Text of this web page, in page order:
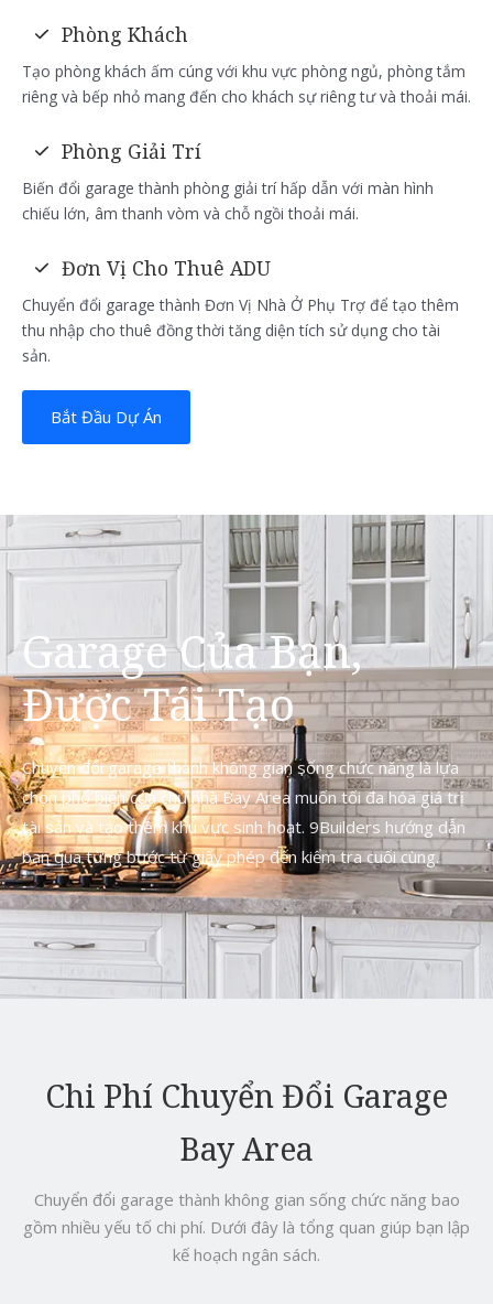
Phòng Khách
Tạo phòng khách ấm cúng với khu vực phòng ngủ, phòng tắm
riêng và bếp nhỏ mang đến cho khách sự riêng tư và thoải mái.
Phòng Giải Trí
Biến đổi garage thành phòng giải trí hấp dẫn với màn hình
chiếu lớn, âm thanh vòm và chỗ ngồi thoải mái.
Đơn Vị Cho Thuê ADU
Chuyển đổi garage thành Đơn Vị Nhà Ở Phụ Trợ để tạo thêm
thu nhập cho thuê đồng thời tăng diện tích sử dụng cho tài
sản.
Bắt Đầu Dự Án
Garage Của Bạn,
Được Tái Tạo
Chuyển đổi garage thành không gian sống chức năng là lựa
chọn phổ biến của chủ nhà Bay Area muốn tối đa hóa giá trị
tài sản và tạo thêm khu vực sinh hoạt. 9Builders hướng dẫn
bạn qua từng bước từ giấy phép đến kiểm tra cuối cùng.
Chi Phí Chuyển Đổi Garage
Bay Area
Chuyển đổi garage thành không gian sống chức năng bao
gồm nhiều yếu tố chi phí. Dưới đây là tổng quan giúp bạn lập
kế hoạch ngân sách.